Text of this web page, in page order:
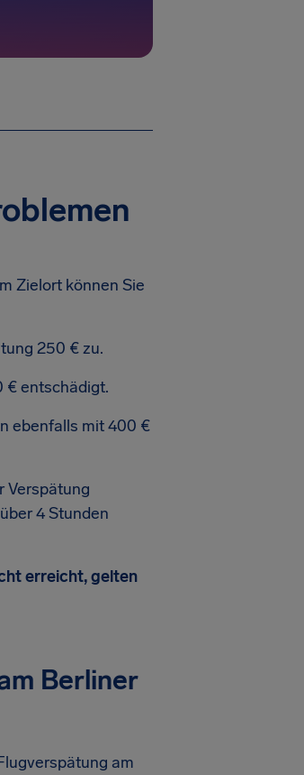
Zielort können Sie
250 € zu.
€ entschädigt.
ebenfalls mit 400 €
Verspätung
4 Stunden
erreicht, gelten
Berliner
am